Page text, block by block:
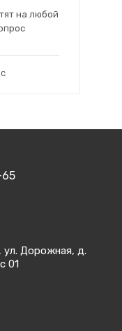
на любой
65
ул. Дорожная, д.
01